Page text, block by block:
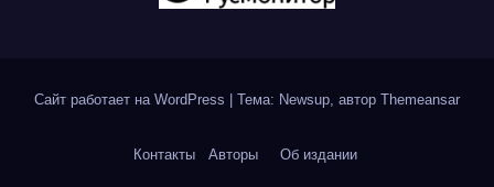
Сайт работает на WordPress Тема: Newsup, автор Themeansar
Контакты Авторы Об издании